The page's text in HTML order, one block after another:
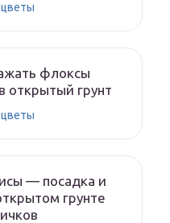
флоксы
открытый грунт
— посадка и
грунте